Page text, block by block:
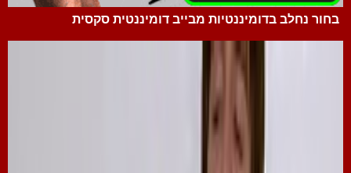
בחור נחלב בדומיננטיות מבייב דומיננטית סקסית